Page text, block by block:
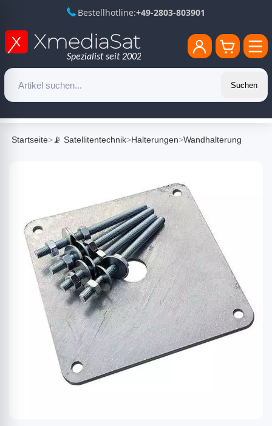
Bestellhotline:+49-2803-803901
Suchen
Startseite>📡 Satellitentechnik>Halterungen>Wandhalterung